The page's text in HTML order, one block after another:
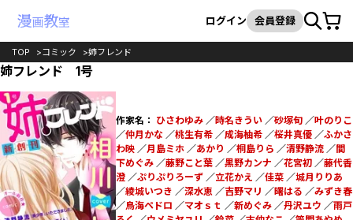
検索
ログイン 会員登録カート
TOP コミック 姉フレンド
姉フレンド 1号
作家名： ひさわゆみ／時名きうい／砂塚旬／叶のりこ
／仲月かな／桃生有希／成海柚希／桜井真優／ふかさ
わ映／月島ミホ／あかり ／桐島りら ／清野静流／間
下めぐみ／藤野こと葉／黒野カンナ ／花宮初／藤代香
澄／ぷりぷりろーず／立花かえ ／佳菜／城月りりあ
／綾城いつき ／深水恵／吉野マリ ／曙はる ／みずき春
／鳥海ペドロ ／マオｓｔ ／新めぐみ／丹沢ユウ ／雨戸